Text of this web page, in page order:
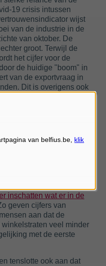
19 crisis intussen
wijst
van de industrie in de
van oktober. De
groot. Terwijl de
het cijfer voor de
de huidige "boom" in
van de exportvraag in
Dit is overigens ook
industrie, die altijd mee
Duitse nijverheid.
bestellingen in de
vertraging in de
directe economische
we ook afleiden uit
die in deze woelige
door economen
inschatten wat er in de
geven cijfers van
aan dat de
veel minder
met de eerste
tenslotte ook aan dat